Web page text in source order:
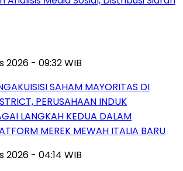
2026 - 09:32 WIB
SAHAM MAYORITAS DI
PERUSAHAAN INDUK
LANGKAH KEDUA DALAM
MEREK MEWAH ITALIA BARU
2026 - 04:14 WIB